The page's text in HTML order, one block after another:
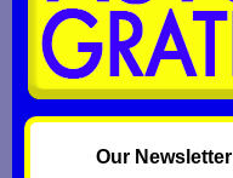
Our Newsletter